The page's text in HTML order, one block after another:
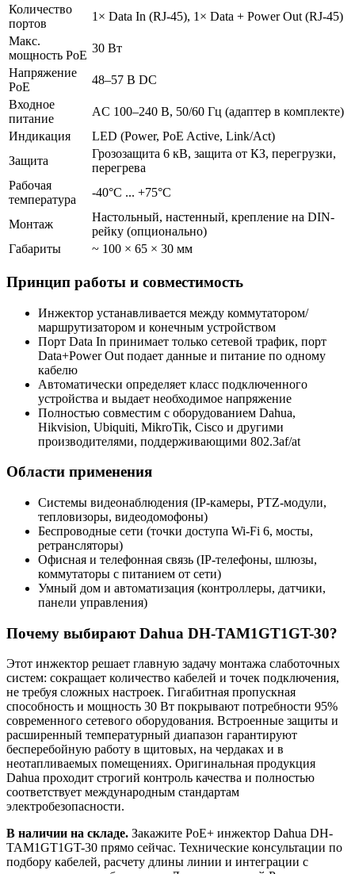
Количество
портов
1× Data In (RJ-45), 1× Data + Power Out (RJ-45)
Макс.
мощность PoE
30 Вт
Напряжение
PoE
48–57 В DC
Входное
питание
AC 100–240 В, 50/60 Гц (адаптер в комплекте)
Индикация
LED (Power, PoE Active, Link/Act)
Защита
Грозозащита 6 кВ, защита от КЗ, перегрузки,
перегрева
Рабочая
температура
-40°C ... +75°C
Монтаж
Настольный, настенный, крепление на DIN-
рейку (опционально)
Габариты
~ 100 × 65 × 30 мм
Принцип работы и совместимость
Инжектор устанавливается между коммутатором/
маршрутизатором и конечным устройством
Порт Data In принимает только сетевой трафик, порт
Data+Power Out подает данные и питание по одному
кабелю
Автоматически определяет класс подключенного
устройства и выдает необходимое напряжение
Полностью совместим с оборудованием Dahua,
Hikvision, Ubiquiti, MikroTik, Cisco и другими
производителями, поддерживающими 802.3af/at
Области применения
Системы видеонаблюдения (IP-камеры, PTZ-модули,
тепловизоры, видеодомофоны)
Беспроводные сети (точки доступа Wi-Fi 6, мосты,
ретрансляторы)
Офисная и телефонная связь (IP-телефоны, шлюзы,
коммутаторы с питанием от сети)
Умный дом и автоматизация (контроллеры, датчики,
панели управления)
Почему выбирают Dahua DH-TAM1GT1GT-30?
Этот инжектор решает главную задачу монтажа слаботочных
систем: сокращает количество кабелей и точек подключения,
не требуя сложных настроек. Гигабитная пропускная
способность и мощность 30 Вт покрывают потребности 95%
современного сетевого оборудования. Встроенные защиты и
расширенный температурный диапазон гарантируют
бесперебойную работу в щитовых, на чердаках и в
неотапливаемых помещениях. Оригинальная продукция
Dahua проходит строгий контроль качества и полностью
соответствует международным стандартам
электробезопасности.
В наличии на складе. Закажите PoE+ инжектор Dahua DH-
TAM1GT1GT-30 прямо сейчас. Технические консультации по
подбору кабелей, расчету длины линии и интеграции с